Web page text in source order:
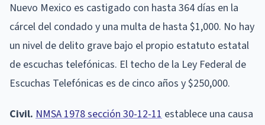
Nuevo Mexico es castigado con hasta 364 días en la
cárcel del condado y una multa de hasta $1,000. No hay
un nivel de delito grave bajo el propio estatuto estatal
de escuchas telefónicas. El techo de la Ley Federal de
Escuchas Telefónicas es de cinco años y $250,000.
Civil. NMSA 1978 sección 30-12-11 establece una causa